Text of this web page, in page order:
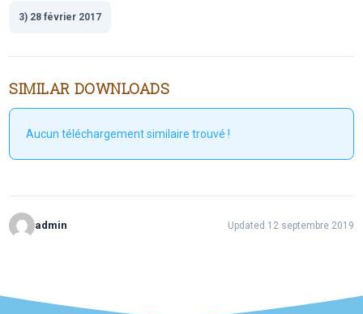
3) 28 février 2017
SIMILAR DOWNLOADS
Aucun téléchargement similaire trouvé !
admin Updated 12 septembre 2019